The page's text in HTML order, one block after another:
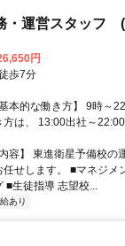
・運営スタッフ
円
～徒歩7分
本的な働き方】 9時～
は、 13:00出社～
容】 東進衛星予備校の
せします。 ■マネジメ
■生徒指導 志望校...
あり